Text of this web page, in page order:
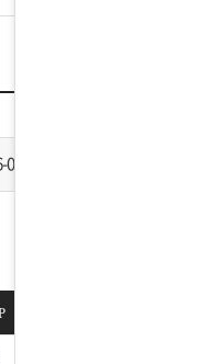
.
22